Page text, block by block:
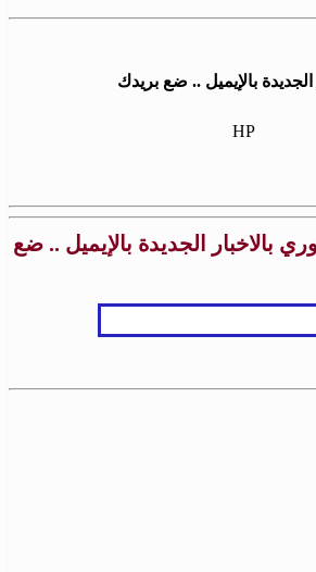
الجديدة بالإيميل .. ضع بريدك
HP
بالاخبار الجديدة بالإيميل .. ضع